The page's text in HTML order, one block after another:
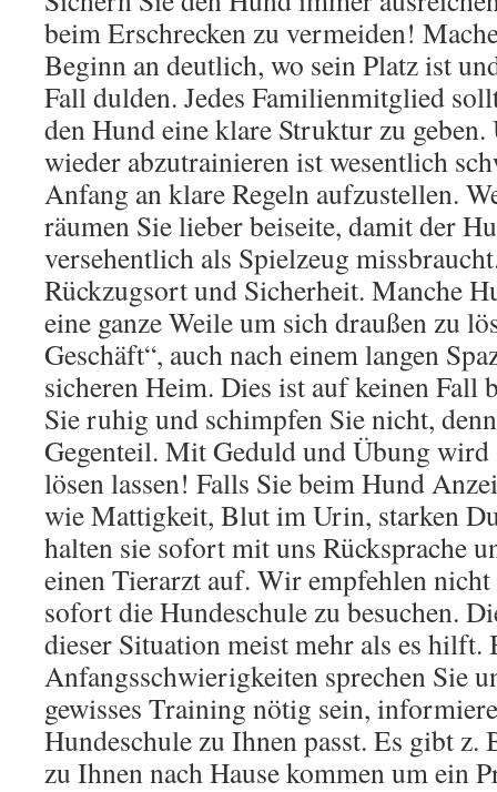
beim Erschrecken zu vermeiden!
Beginn an deutlich, wo sein Platz ist
Fall dulden. Jedes Familienmitglied
den Hund eine klare Struktur zu geben.
wieder abzutrainieren ist wesentlich
Anfang an klare Regeln aufzustellen.
räumen Sie lieber beiseite, damit der
versehentlich als Spielzeug
Rückzugsort und Sicherheit. Manche
eine ganze Weile um sich draußen zu
Geschäft“, auch nach einem langen
sicheren Heim. Dies ist auf keinen Fall
Sie ruhig und schimpfen Sie nicht,
Gegenteil. Mit Geduld und Übung wird
lösen lassen! Falls Sie beim Hund
wie Mattigkeit, Blut im Urin, starken
halten sie sofort mit uns Rücksprache
einen Tierarzt auf. Wir empfehlen
sofort die Hundeschule zu besuchen.
dieser Situation meist mehr als es hilft.
Anfangsschwierigkeiten sprechen Sie
gewisses Training nötig sein,
Hundeschule zu Ihnen passt. Es gibt z.
zu Ihnen nach Hause kommen um ein